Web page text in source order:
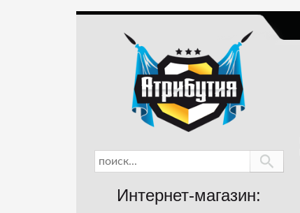
Интернет-магазин: